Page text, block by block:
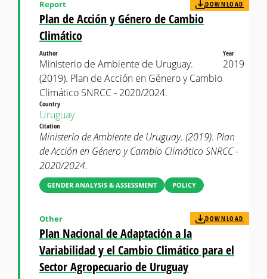
Plan de Acción y Género de Cambio
Climático
Report DOWNLOAD
Author
Ministerio de Ambiente de Uruguay.
(2019). Plan de Acción en Género y Cambio
Climático SNRCC - 2020/2024.
Year
2019
Country
Uruguay
Citation
Ministerio de Ambiente de Uruguay. (2019). Plan
de Acción en Género y Cambio Climático SNRCC -
2020/2024.
GENDER ANALYSIS & ASSESSMENT POLICY
Plan Nacional de Adaptación a la
Variabilidad y el Cambio Climático para el
Sector Agropecuario de Uruguay
Other DOWNLOAD